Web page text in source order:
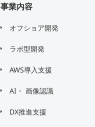
事業内容
オフショア開発
ラボ型開発
AWS導入支援
AI・ 画像認識
DX推進支援